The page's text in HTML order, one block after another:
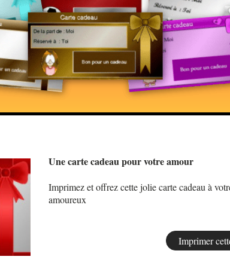
Une carte cadeau pour votre amour
Imprimez et offrez cette jolie carte cadeau à
amoureux